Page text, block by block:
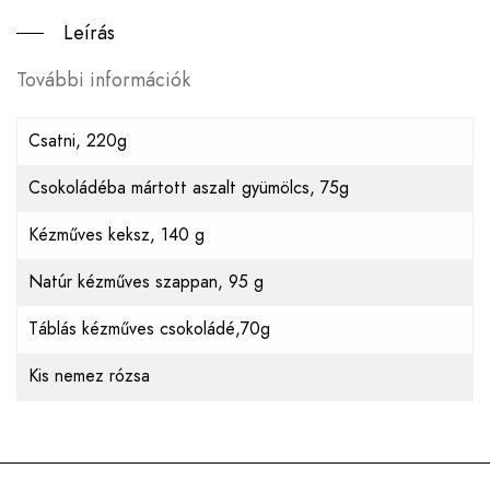
Leírás
További információk
Csatni, 220g
Csokoládéba mártott aszalt gyümölcs, 75g
Kézműves keksz, 140 g
Natúr kézműves szappan, 95 g
Táblás kézműves csokoládé,70g
Kis nemez rózsa